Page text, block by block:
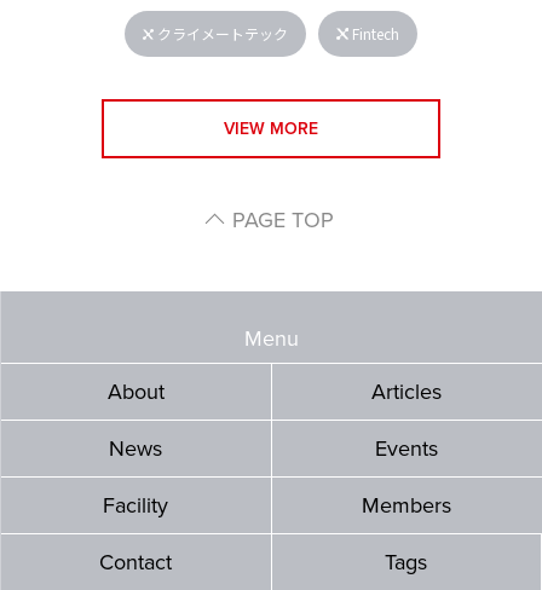
クライメートテック Fintech
VIEW MORE
PAGE TOP
Menu
About
Articles
News Events
Facility Members
Contact Tags